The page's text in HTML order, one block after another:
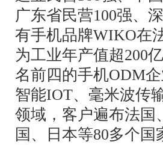
广东省民营100强、
有手机品牌WIKO在
为工业年产值超200
名前四的手机ODM
智能IOT、毫米波传
领域，客户遍布法国
国、日本等80多个